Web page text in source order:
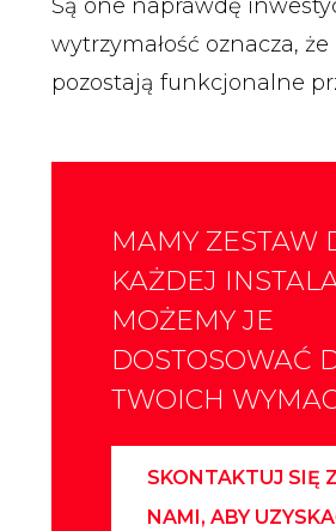
Są one naprawdę
wytrzymałość oznacza, że
pozostają funkcjonalne
MAMY ZESTAW
KAŻDEJ
MOŻEMY JE
DOSTOSOWAĆ
TWOICH
SKONTAKTUJ SIĘ Z
NAMI, ABY